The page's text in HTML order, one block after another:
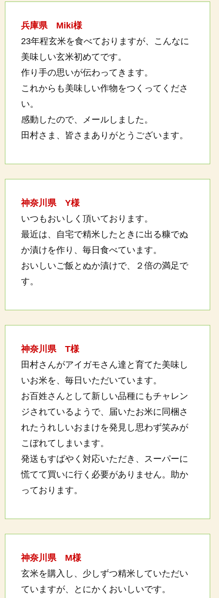
兵庫県 Miki様
23年程玄米を食べておりますが、こんなに
美味しい玄米初めてです。
作り手の思いが伝わってきます。
これからも美味しい作物をつくってくださ
い。
感動したので、メールしました。
田村さま、皆さまありがとうございます。
神奈川県 Y様
いつもおいしく頂いております。
最近は、自宅で精米したときに出る糠でぬ
か漬けを作り、毎日食べています。
おいしいご飯とぬか漬けで、２倍の満足で
す。
神奈川県 T様
田村さんがアイガモさん達と育てた美味し
いお米を、毎日いただいています。
お百姓さんとして新しい品種にもチャレン
ジされているようで、届いたお米に同梱さ
れたうれしいおまけを発見し思わず笑みが
こぼれてしまいます。
発送もすばやく対応いただき、スーパーに
慌てて買いに行く必要がありません。助か
っております。
神奈川県 M様
玄米を購入し、少しずつ精米していただい
ていますが、とにかくおいしいです。